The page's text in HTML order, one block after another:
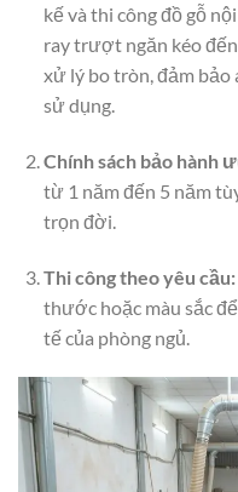
kế và thi công đồ gỗ
ray trượt ngăn kéo
xử lý bo tròn, đảm
sử dụng.
Chính sách bảo hành
từ 1 năm đến 5 năm
trọn đời.
Thi công theo yêu cầu:
thước hoặc màu sắc
tế của phòng ngủ.